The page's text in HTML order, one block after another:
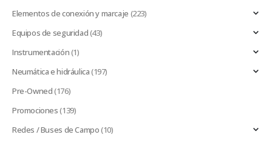
Elementos de conexión y marcaje (223)
Equipos de seguridad(43)
Instrumentación(1)
Neumática e hidráulica(197)
Pre-Owned(176)
Promociones(139)
Redes / Buses de Campo(10)